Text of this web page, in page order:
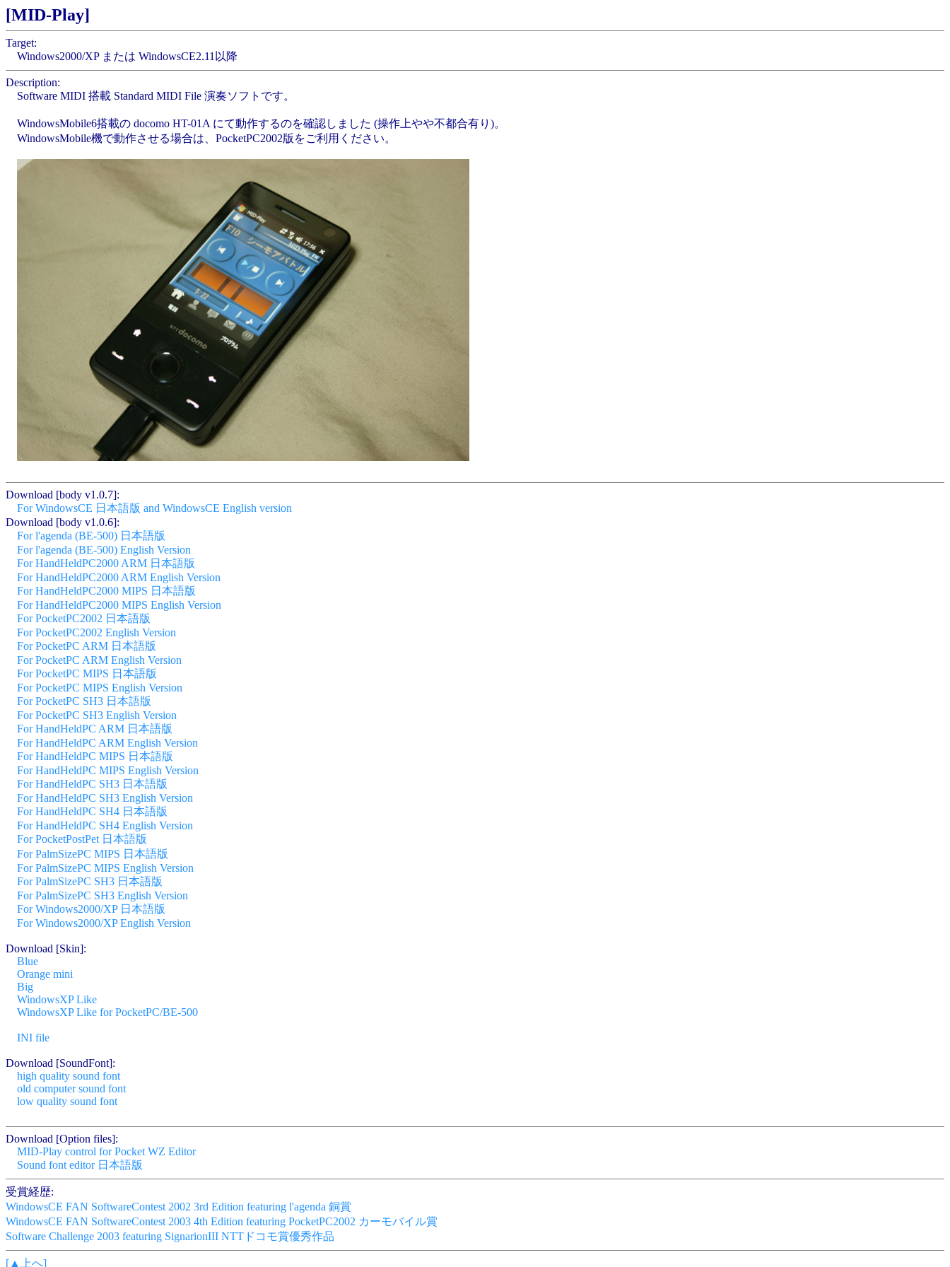
[MID-Play]
Target:
Windows2000/XP または WindowsCE2.11以降
Description:
Software MIDI 搭載 Standard MIDI File 演奏ソフトです。
WindowsMobile6搭載の docomo HT-01A にて動作するのを確認しました (操作上やや不都合有り)。
WindowsMobile機で動作させる場合は、PocketPC2002版をご利用ください。
Download [body v1.0.7]:
For WindowsCE 日本語版 and WindowsCE English version
Download [body v1.0.6]:
For l'agenda (BE-500) 日本語版
For l'agenda (BE-500) English Version
For HandHeldPC2000 ARM 日本語版
For HandHeldPC2000 ARM English Version
For HandHeldPC2000 MIPS 日本語版
For HandHeldPC2000 MIPS English Version
For PocketPC2002 日本語版
For PocketPC2002 English Version
For PocketPC ARM 日本語版
For PocketPC ARM English Version
For PocketPC MIPS 日本語版
For PocketPC MIPS English Version
For PocketPC SH3 日本語版
For PocketPC SH3 English Version
For HandHeldPC ARM 日本語版
For HandHeldPC ARM English Version
For HandHeldPC MIPS 日本語版
For HandHeldPC MIPS English Version
For HandHeldPC SH3 日本語版
For HandHeldPC SH3 English Version
For HandHeldPC SH4 日本語版
For HandHeldPC SH4 English Version
For PocketPostPet 日本語版
For PalmSizePC MIPS 日本語版
For PalmSizePC MIPS English Version
For PalmSizePC SH3 日本語版
For PalmSizePC SH3 English Version
For Windows2000/XP 日本語版
For Windows2000/XP English Version
Download [Skin]:
Blue
Orange mini
Big
WindowsXP Like
WindowsXP Like for PocketPC/BE-500
INI file
Download [SoundFont]:
high quality sound font
old computer sound font
low quality sound font
Download [Option files]:
MID-Play control for Pocket WZ Editor
Sound font editor 日本語版
受賞経歴:
WindowsCE FAN SoftwareContest 2002 3rd Edition featuring l'agenda 銅賞
WindowsCE FAN SoftwareContest 2003 4th Edition featuring PocketPC2002 カーモバイル賞
Software Challenge 2003 featuring SignarionIII NTTドコモ賞優秀作品
[▲上へ]